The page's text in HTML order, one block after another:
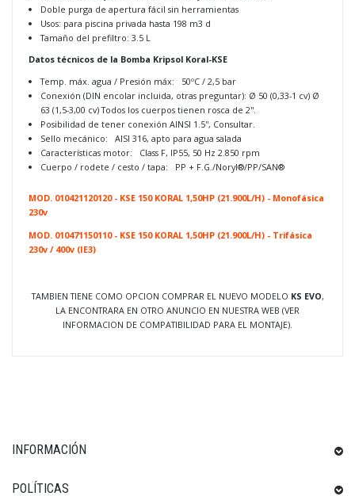
Doble purga de apertura fácil sin herramientas
Usos: para piscina privada hasta 198 m3 d
Tamaño del prefiltro: 3.5 L
Datos técnicos de la Bomba Kripsol Koral-KSE
Temp. máx. agua / Presión máx: 50ºC / 2,5 bar
Conexión (DIN encolar incluida, otras preguntar): Ø 50 (0,33-1 cv) Ø
63 (1,5-3,00 cv) Todos los cuerpos tienen rosca de 2''.
Posibilidad de tener conexión AINSI 1.5'', Consultar.
Sello mecánico: AISI 316, apto para agua salada
Características motor: Class F, IP55, 50 Hz 2.850 rpm
Cuerpo / rodete / cesto / tapa: PP + F.G./Noryl®/PP/SAN®
MOD. 010421120120 - KSE 150 KORAL 1,50HP (21.900L/H) - Monofásica
230v
MOD. 010471150110 - KSE 150 KORAL 1,50HP (21.900L/H) - Trifásica
230v / 400v (IE3)
TAMBIEN TIENE COMO OPCION COMPRAR EL NUEVO MODELO KS EVO,
LA ENCONTRARA EN OTRO ANUNCIO EN NUESTRA WEB (VER
INFORMACION DE COMPATIBILIDAD PARA EL MONTAJE).
INFORMACIÓN
POLÍTICAS